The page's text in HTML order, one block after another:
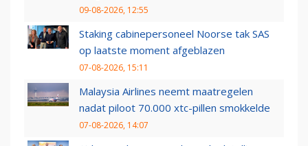
09-08-2026, 12:55
Staking cabinepersoneel Noorse tak SAS
op laatste moment afgeblazen
07-08-2026, 15:11
Malaysia Airlines neemt maatregelen
nadat piloot 70.000 xtc-pillen smokkelde
07-08-2026, 14:07